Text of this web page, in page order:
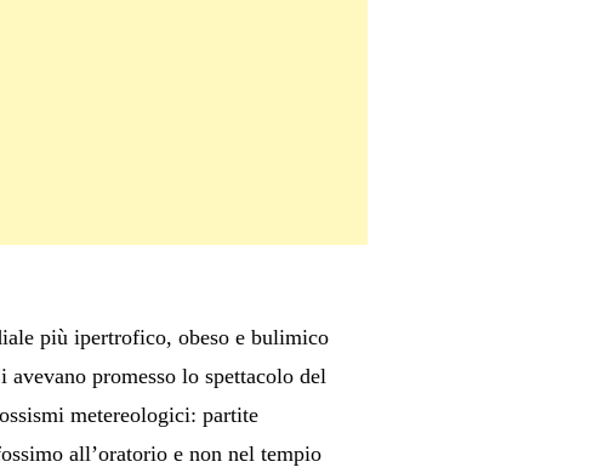
più ipertrofico, obeso e bulimico
promesso lo spettacolo del
metereologici: partite
all’oratorio e non nel tempio